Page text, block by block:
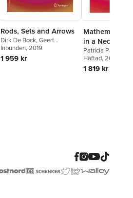
Rods, Sets and Arrows
Dirk De Bock,Geert
Vanpaemel
Inbunden, 2019
1 959 kr
Mathematics
in a
Country: The
Papua New
Patricia Paraide
Charly Muke
Clarkson,
Owens
Häftad, 2024
1 819 kr